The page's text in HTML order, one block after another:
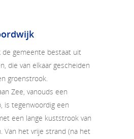
de gemeente bestaat uit
die van elkaar gescheiden
groenstrook.
Zee, vanouds een
is tegenwoordig een
een lange kuststrook van
Van het vrije strand (na het